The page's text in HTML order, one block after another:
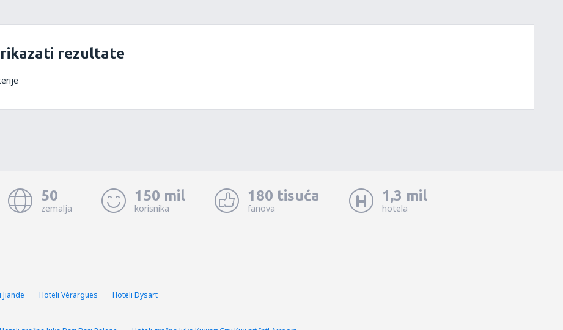
rezultate
50
zemalja
150 mil
korisnika
180 tisuća
fanova
1,3 mil
hotela
Jiande Hoteli Vérargues
Hoteli Dysart